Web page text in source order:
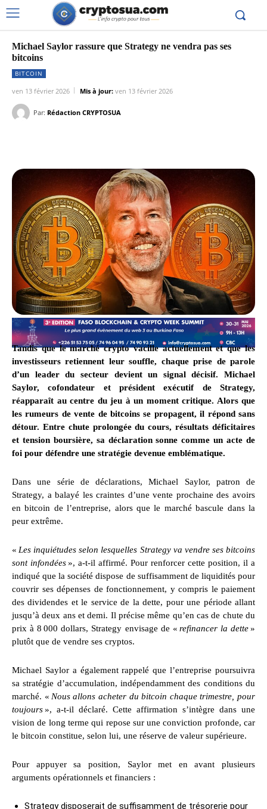
Michael Saylor rassure que Strategy ne vendra pas ses
bitcoins
BITCOIN
ven 13 février 2026 Mis à jour: ven 13 février 2026
Par: Rédaction CRYPTOSUA
Tandis que le marché crypto vacille actuellement et que les
investisseurs retiennent leur souffle, chaque prise de parole
d’un leader du secteur devient un signal décisif. Michael
Saylor, cofondateur et président exécutif de Strategy,
réapparaît au centre du jeu à un moment critique. Alors que
les rumeurs de vente de bitcoins se propagent, il répond sans
détour. Entre chute prolongée du cours, résultats déficitaires
et tension boursière, sa déclaration sonne comme un acte de
foi pour défendre une stratégie devenue emblématique.
Dans une série de déclarations, Michael Saylor, patron de
Strategy, a balayé les craintes d’une vente prochaine des avoirs
en bitcoin de l’entreprise, alors que le marché bascule dans la
peur extrême.
« Les inquiétudes selon lesquelles Strategy va vendre ses bitcoins
sont infondées», a-t-il affirmé. Pour renforcer cette position, il a
indiqué que la société dispose de suffisamment de liquidités pour
couvrir ses dépenses de fonctionnement, y compris le paiement
des dividendes et le service de la dette, pour une période allant
jusqu’à deux ans et demi. Il précise même qu’en cas de chute du
prix à 8 000 dollars, Strategy envisage de « refinancer la dette»
plutôt que de vendre ses cryptos.
Michael Saylor a également rappelé que l’entreprise poursuivra
sa stratégie d’accumulation, indépendamment des conditions du
marché. « Nous allons acheter du bitcoin chaque trimestre, pour
toujours», a-t-il déclaré. Cette affirmation s’intègre dans une
vision de long terme qui repose sur une conviction profonde, car
le bitcoin constitue, selon lui, une réserve de valeur supérieure.
Pour appuyer sa position, Saylor met en avant plusieurs
arguments opérationnels et financiers :
Strategy disposerait de suffisamment de trésorerie pour